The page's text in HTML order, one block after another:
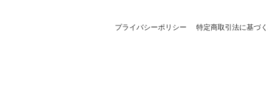
プライバシーポリシー 特定商取引法に基づ